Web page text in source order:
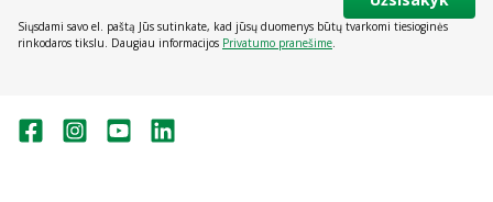
Siųsdami savo el. paštą Jūs sutinkate, kad jūsų duomenys būtų tvarkomi tiesioginės
rinkodaros tikslu. Daugiau informacijos Privatumo pranešime.